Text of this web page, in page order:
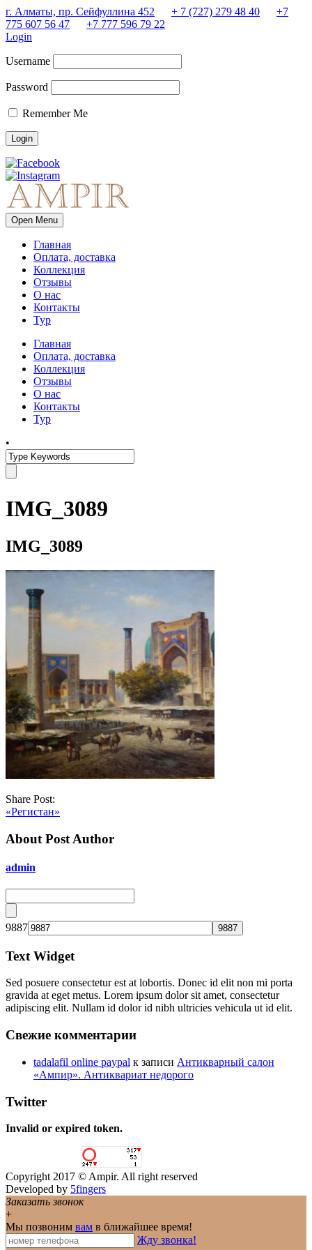
г. Алматы, пр. Сейфуллина 452 + 7 (727) 279 48 40
+7
775 607 56 47
+7 777 596 79 22
Login
Username
Password
Remember Me
Open Menu
Главная
Оплата, доставка
Коллекция
Отзывы
О нас
Контакты
Тур
Главная
Оплата, доставка
Коллекция
Отзывы
О нас
Контакты
Тур
•
IMG_3089
IMG_3089
Share Post:
«Регистан»
About Post Author
admin
9887
Text Widget
Sed posuere consectetur est at lobortis. Donec id elit non mi porta
gravida at eget metus. Lorem ipsum dolor sit amet, consectetur
adipiscing elit. Nullam id dolor id nibh ultricies vehicula ut id elit.
Свежие комментарии
tadalafil online paypal к записи Антикварный салон
«Ампир». Антиквариат недорого
Twitter
Invalid or expired token.
Copyright 2017 © Ampir. All right reserved
Developed by 5fingers
Заказать звонок
+
Мы позвоним вам в ближайшее время!
Жду звонка!